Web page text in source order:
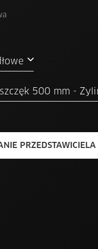
6–9 t -
PRZEDSTAWICIELA